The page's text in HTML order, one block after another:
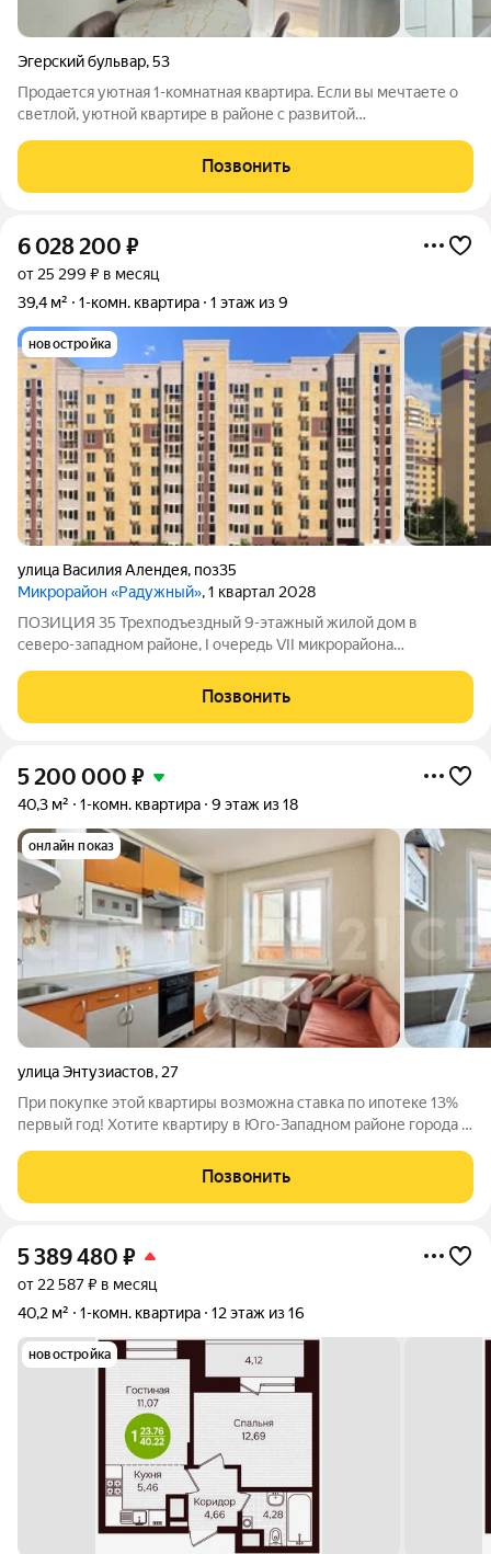
Эгерский бульвар,53
Продается уютная 1-комнатная квартира. Если вы мечтаете о
светлой, уютной квартире в районе с развитой
квартире:Квартира с современным ремонтом очень теплая,
светлая, уютная. Окна выходят на
Позвонить
6 028 200 ₽
от 25 299 ₽ в месяц
39,4 м²
1-комн. квартира 1 этаж из 9
новостройка
улица Василия Алендея, поз35
Микрорайон «Радужный», 1 квартал 2028
ПОЗИЦИЯ 35 Трехподъездный 9-этажный жилой дом в
северо-западном районе, I очередь VII микрорайона
кирпича, толщина наружных стен - 63 см; Дом с
индивидуальным отоплением: поквартирным газовым;
Позвонить
5 200 000 ₽
40,3 м² 1-комн. квартира 9 этаж из 18
онлайн показ
улица Энтузиастов, 27
При покупке этой квартиры возможна ставка по ипотеке 13%
первый год! Хотите квартиру в Юго-Западном районе города с
вам очень повезло!!! Предлагаем к продаже просторную и
уютную: 1 комнатную
Позвонить
5 389 480 ₽
от 22 587 ₽ в месяц
40,2 м²
1-комн. квартира 12 этаж из 16
новостройка